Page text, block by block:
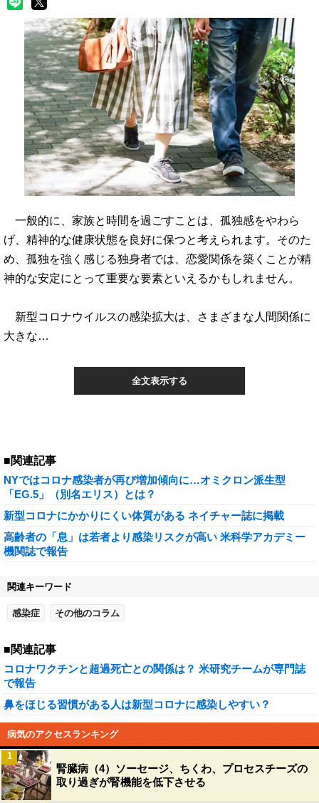
一般的に、家族と時間を過ごすことは、孤独感をやわら
げ、精神的な健康状態を良好に保つと考えられます。そのた
め、孤独を強く感じる独身者では、恋愛関係を築くことが精
神的な安定にとって重要な要素といえるかもしれません。
新型コロナウイルスの感染拡大は、さまざまな人間関係に
大きな…
全文表示する
■関連記事
NYではコロナ感染者が再び増加傾向に…オミクロン派生型
「EG.5」（別名エリス）とは？
新型コロナにかかりにくい体質がある ネイチャー誌に掲載
高齢者の「息」は若者より感染リスクが高い 米科学アカデミー
機関誌で報告
関連キーワード
感染症 その他のコラム
■関連記事
コロナワクチンと超過死亡との関係は？ 米研究チームが専門誌
で報告
鼻をほじる習慣がある人は新型コロナに感染しやすい？
病気のアクセスランキング
腎臓病（4）ソーセージ、ちくわ、プロセスチーズの
取り過ぎが腎機能を低下させる
1